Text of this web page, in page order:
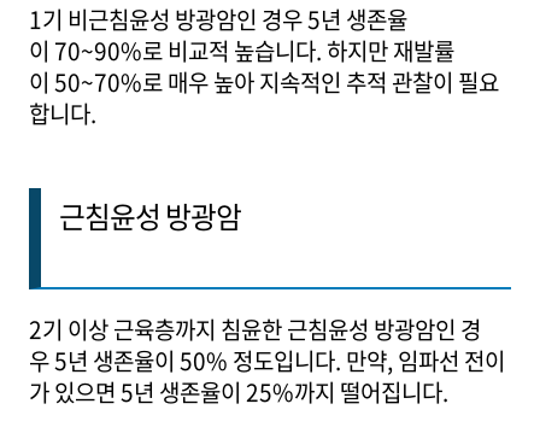
1기 비근침윤성 방광암인 경우 5년 생존율
이 70~90%로 비교적 높습니다. 하지만 재발률
이 50~70%로 매우 높아 지속적인 추적 관찰이 필요
합니다.
근침윤성 방광암
2기 이상 근육층까지 침윤한 근침윤성 방광암인 경
우 5년 생존율이 50% 정도입니다. 만약, 임파선 전이
가 있으면 5년 생존율이 25%까지 떨어집니다.